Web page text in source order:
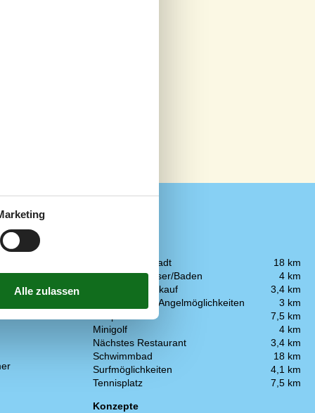
3
Die nächste Stadt
18 km
Entf. zum Wasser/Baden
4 km
Entfernung Einkauf
3,4 km
Entfernung zu Angelmöglichkeiten
3 km
7,5 km
Minigolf
4 km
Nächstes Restaurant
3,4 km
Schwimmbad
18 km
Surfmöglichkeiten
4,1 km
Tennisplatz
7,5 km
Konzepte